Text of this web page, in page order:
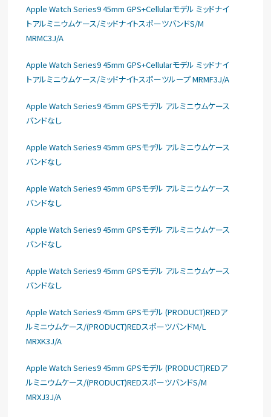
Apple Watch Series9 45mm GPS+Cellularモデル ミッドナイ
トアルミニウムケース/ミッドナイトスポーツバンドS/M
MRMC3J/A
Apple Watch Series9 45mm GPS+Cellularモデル ミッドナイ
トアルミニウムケース/ミッドナイトスポーツループ MRMF3J/A
Apple Watch Series9 45mm GPSモデル アルミニウムケース
バンドなし
Apple Watch Series9 45mm GPSモデル アルミニウムケース
バンドなし
Apple Watch Series9 45mm GPSモデル アルミニウムケース
バンドなし
Apple Watch Series9 45mm GPSモデル アルミニウムケース
バンドなし
Apple Watch Series9 45mm GPSモデル アルミニウムケース
バンドなし
Apple Watch Series9 45mm GPSモデル (PRODUCT)REDア
ルミニウムケース/(PRODUCT)REDスポーツバンドM/L
MRXK3J/A
Apple Watch Series9 45mm GPSモデル (PRODUCT)REDア
ルミニウムケース/(PRODUCT)REDスポーツバンドS/M
MRXJ3J/A